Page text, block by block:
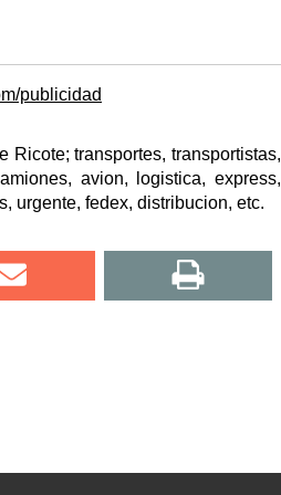
publicidad
Ricote; transportes, transportistas,
avion, logistica, express,
urgente, fedex, distribucion, etc.